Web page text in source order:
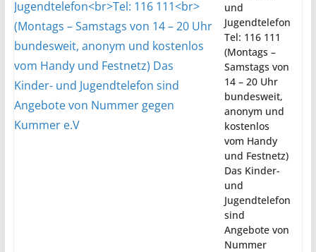
und
Jugendtelefon
Tel: 116 111
(Montags –
Samstags von
14 – 20 Uhr
bundesweit,
anonym und
kostenlos
vom Handy
und Festnetz)
Das Kinder-
und
Jugendtelefon
sind
Angebote von
Nummer